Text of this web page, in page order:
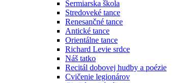
Šermiarska škola
Stredoveké tance
Renesančné tance
Antické tance
Orientálne tance
Richard Levie srdce
Náš tatko
Recitál dobovej hudby a poézie
Cvičenie legionárov